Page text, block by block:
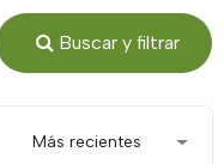
Buscar y filtrar
Más recientes